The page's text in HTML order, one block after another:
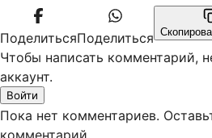
ПоделитьсяПоделиться
Чтобы написать комментарий,
аккаунт.
Войти
Пока нет комментариев.
комментарий.